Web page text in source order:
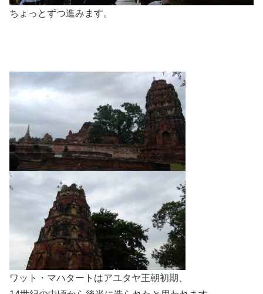
ちょっとずつ進みます。
ワット・マハタートはアユタヤ王朝初期、